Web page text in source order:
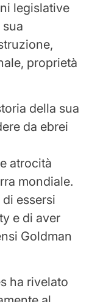
legislative
proprietà
della sua
da ebrei
atrocità
mondiale.
essersi
e di aver
Goldman
ha rivelato